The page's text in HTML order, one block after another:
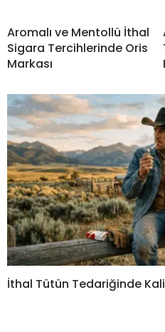
Aromalı ve Mentollü İthal
Sigara Tercihlerinde Oris
Markası
İthal Tütün Tedariğinde